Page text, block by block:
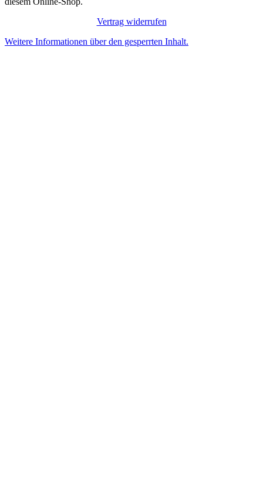
Vertrag widerrufen
Weitere Informationen über den gesperrten Inhalt.